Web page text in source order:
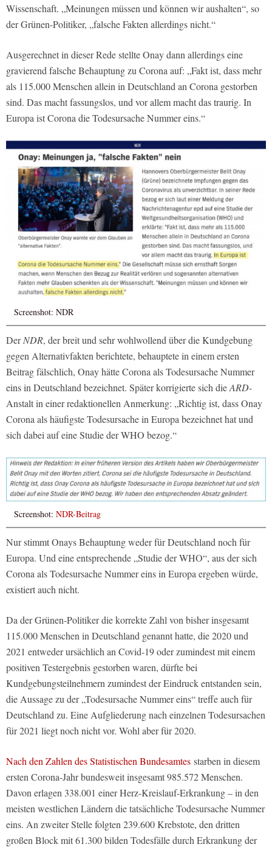
Wissenschaft. „Meinungen müssen und können wir aushalten“, so
der Grünen-Politiker, „falsche Fakten allerdings nicht.“
Ausgerechnet in dieser Rede stellte Onay dann allerdings eine
gravierend falsche Behauptung zu Corona auf: „Fakt ist, dass mehr
als 115.000 Menschen allein in Deutschland an Corona gestorben
sind. Das macht fassungslos, und vor allem macht das traurig. In
Europa ist Corona die Todesursache Nummer eins.“
Screenshot: NDR
DerNDR, der breit und sehr wohlwollend über die Kundgebung
gegen Alternativfakten berichtete, behauptete in einem ersten
Beitrag fälschlich, Onay hätte Corona als Todesursache Nummer
eins in Deutschland bezeichnet. Später korrigierte sich dieARD-
Anstalt in einer redaktionellen Anmerkung: „Richtig ist, dass Onay
Corona als häufigste Todesursache in Europa bezeichnet hat und
sich dabei auf eine Studie der WHO bezog.“
Screenshot: NDR-Beitrag
Nur stimmt Onays Behauptung weder für Deutschland noch für
Europa. Und eine entsprechende „Studie der WHO“, aus der sich
Corona als Todesursache Nummer eins in Europa ergeben würde,
existiert auch nicht.
Da der Grünen-Politiker die korrekte Zahl von bisher insgesamt
115.000 Menschen in Deutschland genannt hatte, die 2020 und
2021 entweder ursächlich an Covid-19 oder zumindest mit einem
positiven Testergebnis gestorben waren, dürfte bei
Kundgebungsteilnehmern zumindest der Eindruck entstanden sein,
die Aussage zu der „Todesursache Nummer eins“ treffe auch für
Deutschland zu. Eine Aufgliederung nach einzelnen Todesursachen
für 2021 liegt noch nicht vor. Wohl aber für 2020.
Nach den Zahlen des Statistischen Bundesamtes starben in diesem
ersten Corona-Jahr bundesweit insgesamt 985.572 Menschen.
Davon erlagen 338.001 einer Herz-Kreislauf-Erkrankung – in den
meisten westlichen Ländern die tatsächliche Todesursache Nummer
eins. An zweiter Stelle folgten 239.600 Krebstote, den dritten
großen Block mit 61.300 bilden Todesfälle durch Erkrankung der